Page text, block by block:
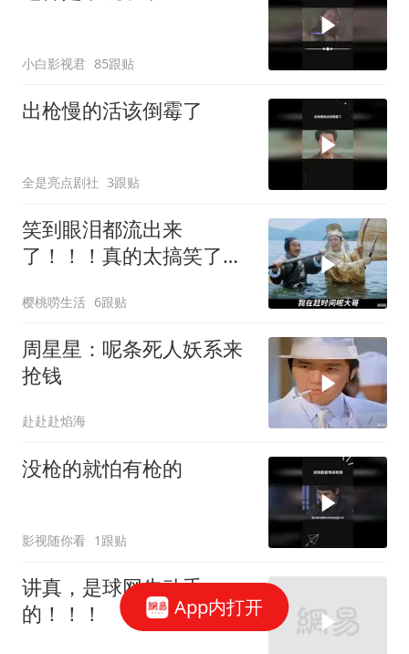
小白影视君 85跟贴
出枪慢的活该倒霉了
全是亮点剧社 3跟贴
笑到眼泪都流出来
了！！！真的太搞笑了！
樱桃唠生活 6跟贴
周星星：呢条死人妖系来
抢钱
赴赴赴焰海
没枪的就怕有枪的
影视随你看 1跟贴
讲真，是球网先动手
的！！！
App内打开